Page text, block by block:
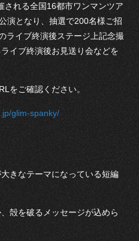
される全国16都市ワンマンツア
演となり、抽選で200名様ご招
ライブ終演後ステージ上記念撮
イブ終演後お見送り会などを
をご確認ください。
glim-spanky/
きなテーマになっている短編
殻を破るメッセージが込めら